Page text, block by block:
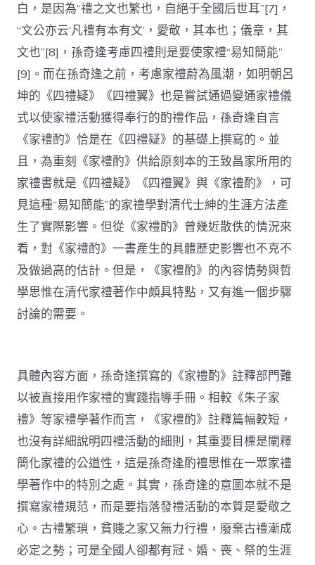
白，是因為“禮之文也繁也，自絕于全國后世耳”[7]，
“文公亦云‘凡禮有本有文’，愛敬，其本也；儀章，其
文也”[8]，孫奇逢考慮四禮則是要使家禮“易知簡能”
[9]。而在孫奇逢之前，考慮家禮蔚為風潮，如明朝呂
坤的《四禮疑》《四禮翼》也是嘗試通過變通家禮儀
式以使家禮活動獲得奉行的酌禮作品，孫奇逢自言
《家禮酌》恰是在《四禮疑》的基礎上撰寫的。並
且，為重刻《家禮酌》供給原刻本的王致昌家所用的
家禮書就是《四禮疑》《四禮翼》與《家禮酌》，可
見這種“易知簡能”的家禮學對清代士紳的生涯方法產
生了實際影響。但從《家禮酌》曾幾近散佚的情況來
看，對《家禮酌》一書產生的具體歷史影響也不克不
及做過高的估計。但是，《家禮酌》的內容情勢與哲
學思惟在清代家禮著作中頗具特點，又有進一個步驟
討論的需要。
具體內容方面，孫奇逢撰寫的《家禮酌》註釋部門難
以被直接用作家禮的實踐指導手冊。相較《朱子家
禮》等家禮學著作而言，《家禮酌》註釋篇幅較短，
也沒有詳細說明四禮活動的細則，其重要目標是闡釋
簡化家禮的公道性，這是孫奇逢酌禮思惟在一眾家禮
學著作中的特別之處。其實，孫奇逢的意圖本就不是
撰寫家禮規范，而是要指落發禮活動的本質是愛敬之
心。古禮繁瑣，貧賤之家又無力行禮，廢棄古禮漸成
必定之勢；可是全國人卻都有冠、婚、喪、祭的生涯